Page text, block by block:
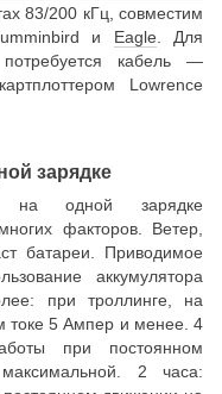
83/200 кГц, совместим
и Eagle . Для
кабель —
Lowrence
зарядке
на одной зарядке
факторов. Ветер,
батареи. Приводимое
аккумулятора
при троллинге, на
токе 5 Ампер и менее. 4
при постоянном
2 часа: